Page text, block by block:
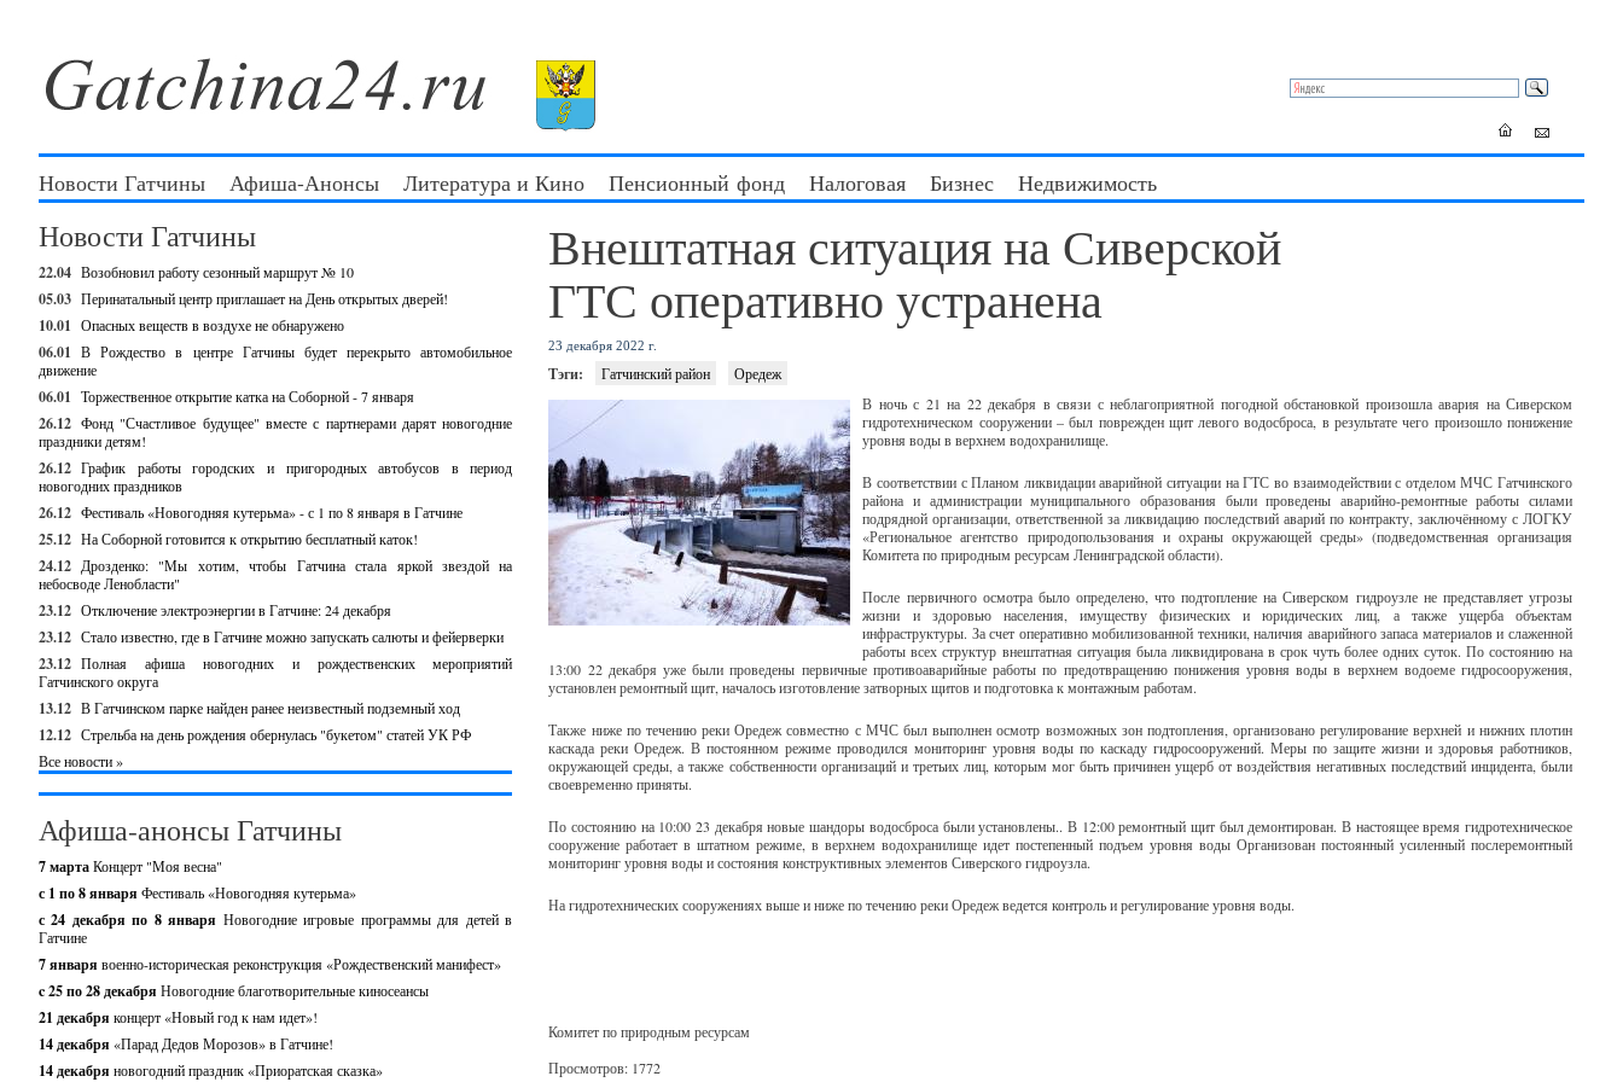
Новости Гатчины Афиша-Анонсы Литература и Кино Пенсионный фонд Налоговая Бизнес Недвижимость
Новости Гатчины
22.04 Возобновил работу сезонный маршрут № 10
05.03 Перинатальный центр приглашает на День открытых дверей!
10.01 Опасных веществ в воздухе не обнаружено
06.01 В Рождество в центре Гатчины будет перекрыто автомобильное
движение
06.01 Торжественное открытие катка на Соборной - 7 января
26.12 Фонд "Счастливое будущее" вместе с партнерами дарят новогодние
праздники детям!
26.12 График работы городских и пригородных автобусов в период
новогодних праздников
26.12 Фестиваль «Новогодняя кутерьма» - с 1 по 8 января в Гатчине
25.12 На Соборной готовится к открытию бесплатный каток!
24.12 Дрозденко: "Мы хотим, чтобы Гатчина стала яркой звездой на
небосводе Ленобласти"
23.12 Отключение электроэнергии в Гатчине: 24 декабря
23.12 Стало известно, где в Гатчине можно запускать салюты и фейерверки
23.12 Полная афиша новогодних и рождественских мероприятий
Гатчинского округа
13.12 В Гатчинском парке найден ранее неизвестный подземный ход
12.12 Стрельба на день рождения обернулась "букетом" статей УК РФ
Все новости »
Афиша-анонсы Гатчины
7 мартаКонцерт "Моя весна"
с 1 по 8 января Фестиваль «Новогодняя кутерьма»
с 24 декабря по 8 января Новогодние игровые программы для детей в
Гатчине
7 января военно-историческая реконструкция «Рождественский манифест»
c 25 по 28 декабря Новогодние благотворительные киносеансы
21 декабря концерт «Новый год к нам идет»!
14 декабря «Парад Дедов Морозов» в Гатчине!
14 декабря новогодний праздник «Приоратская сказка»
Внештатная ситуация на Сиверской
ГТС оперативно устранена
23 декабря 2022 г.
Тэги: Гатчинский район
Оредеж
В ночь с 21 на 22 декабря в связи с неблагоприятной погодной обстановкой произошла авария на Сиверском
гидротехническом сооружении – был поврежден щит левого водосброса, в результате чего произошло понижение
уровня воды в верхнем водохранилище.
В соответствии с Планом ликвидации аварийной ситуации на ГТС во взаимодействии с отделом МЧС Гатчинского
района и администрации муниципального образования были проведены аварийно-ремонтные работы силами
подрядной организации, ответственной за ликвидацию последствий аварий по контракту, заключённому с ЛОГКУ
«Региональное агентство природопользования и охраны окружающей среды» (подведомственная организация
Комитета по природным ресурсам Ленинградской области).
После первичного осмотра было определено, что подтопление на Сиверском гидроузле не представляет угрозы
жизни и здоровью населения, имуществу физических и юридических лиц, а также ущерба объектам
инфраструктуры. За счет оперативно мобилизованной техники, наличия аварийного запаса материалов и слаженной
работы всех структур внештатная ситуация была ликвидирована в срок чуть более одних суток. По состоянию на
13:00 22 декабря уже были проведены первичные противоаварийные работы по предотвращению понижения уровня воды в верхнем водоеме гидросооружения,
установлен ремонтный щит, началось изготовление затворных щитов и подготовка к монтажным работам.
Также ниже по течению реки Оредеж совместно с МЧС был выполнен осмотр возможных зон подтопления, организовано регулирование верхней и нижних плотин
каскада реки Оредеж. В постоянном режиме проводился мониторинг уровня воды по каскаду гидросооружений. Меры по защите жизни и здоровья работников,
окружающей среды, а также собственности организаций и третьих лиц, которым мог быть причинен ущерб от воздействия негативных последствий инцидента, были
своевременно приняты.
По состоянию на 10:00 23 декабря новые шандоры водосброса были установлены.. В 12:00 ремонтный щит был демонтирован. В настоящее время гидротехническое
сооружение работает в штатном режиме, в верхнем водохранилище идет постепенный подъем уровня воды Организован постоянный усиленный послеремонтный
мониторинг уровня воды и состояния конструктивных элементов Сиверского гидроузла.
На гидротехнических сооружениях выше и ниже по течению реки Оредеж ведется контроль и регулирование уровня воды.
Комитет по природным ресурсам
Просмотров: 1772